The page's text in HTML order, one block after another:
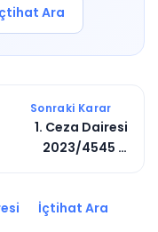
Ara
Sonraki Karar
1. Ceza Dairesi
2023/4545 E.
İçtihat Ara